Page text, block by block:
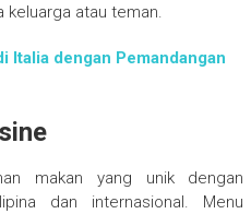
keluarga atau teman.
Italia dengan Pemandangan
makan yang unik dengan
dan internasional. Menu